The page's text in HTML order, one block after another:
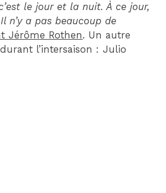
le jour et la nuit. À ce jour,
n’y a pas beaucoup de
Jérôme Rothen. Un autre
l’intersaison : Julio